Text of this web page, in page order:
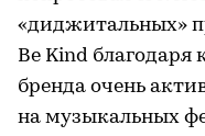
«диджитальных»
Be Kind благодаря
бренда очень
на музыкальных